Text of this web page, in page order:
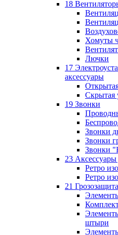
18
Хомуты
Лючки
17
аксессуары
Скрытая
19 Звонки
Звонки
Звонки
Звонки
23
Ретро
Ретро
21
штыри